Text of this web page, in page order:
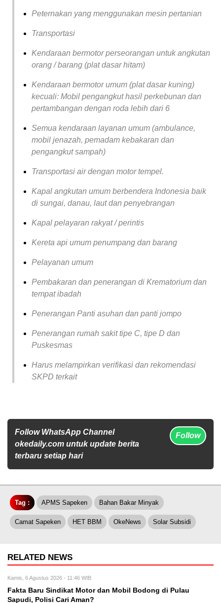
Peternakan yang menggunakan mesin pertanian
Transportasi
Kendaraan bermotor perseorangan untuk angkutan
orang / barang (plat dasar hitam)
Kendaraan bermotor umum (plat dasar kuning)
kecuali: Mobil pengangkut hasil perkebunan dan
pertambangan dengan roda lebih dari 6
Semua kendaraan layanan umum (ambulance,
mobil jenazah, pemadam kebakaran dan
pengangkut sampah)
Transportasi air dengan motor tempel.
Kapal angkutan umum berbendera Indonesia baik
di sungai, danau, laut dan penyebrangan
Kapal pelayaran rakyat / perintis
Kereta api umum penumpang dan barang
Pelayanan umum
Pembakaran dan penerangan di Krematorium dan
tempat ibadah
Penerangan Panti asuhan dan panti jompo
Penerangan rumah sakit tipe C, tipe D dan
Puskesmas
Harus melampirkan verifikasi dan rekomendasi
SKPD terkait
Follow WhatsApp Channel
okedaily.com untuk update berita
terbaru setiap hari
Follow
Tag : APMS Sapeken Bahan Bakar Minyak
Camat Sapeken HET BBM OkeNews Solar Subsidi
RELATED NEWS
Kamis, 6 Agustus 2026 - 11:46 WIB
Fakta Baru Sindikat Motor dan Mobil Bodong di Pulau
Sapudi, Polisi Cari Aman?